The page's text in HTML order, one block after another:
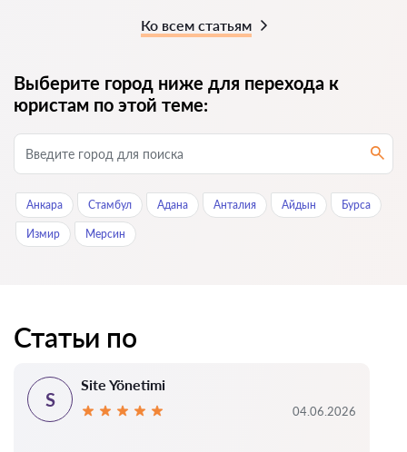
Ко всем статьям
Выберите город ниже для перехода к
юристам по этой теме:
Анкара Стамбул Адана Анталия Айдын Бурса
Измир Мерсин
Статьи по
S
Site Yönetimi
04.06.2026